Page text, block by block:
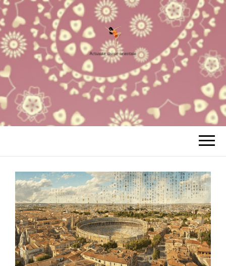
ACTUALITÉ
DANSE
Votre Site à tout faire